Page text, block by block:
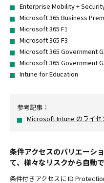
Enterprise Mobility +
Microsoft 365 Business
Microsoft 365 F1
Microsoft 365 F3
Microsoft 365 Government
Microsoft 365 Government
Intune for Education
参考記事：
Microsoft Intune のライセ
条件アクセスのバリエーシ
て、様々なリスクから自動
条件付きアクセスに ID